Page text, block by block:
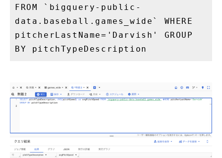
FROM `bigquery-public-
data.baseball.games_wide` WHERE
pitcherLastName='Darvish' GROUP
BY pitchTypeDescription